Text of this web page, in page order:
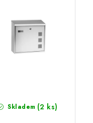
Skladem (2 ks)